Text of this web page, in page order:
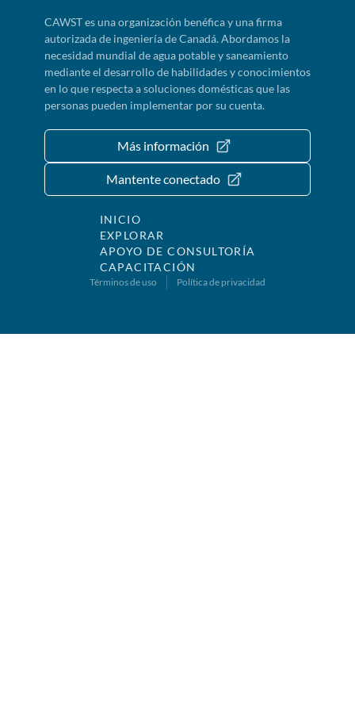
CAWST es una organización benéfica y una firma
autorizada de ingeniería de Canadá. Abordamos la
necesidad mundial de agua potable y saneamiento
mediante el desarrollo de habilidades y conocimientos
en lo que respecta a soluciones domésticas que las
personas pueden implementar por su cuenta.
Más información
Mantente conectado
INICIO
EXPLORAR
APOYO DE CONSULTORÍA
CAPACITACIÓN
Términos de uso Política de privacidad